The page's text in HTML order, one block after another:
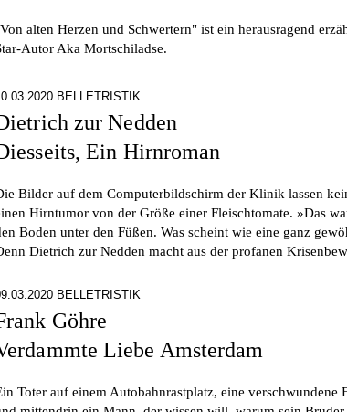
alten Herzen und Schwertern" ist ein herausragend
Autor Aka Mortschiladse.
BELLETRISTIK
zur Nedden
Ein Hirnroman
Bilder auf dem Computerbildschirm der Klinik lassen
Hirntumor von der Größe einer Fleischtomate. »Das
Boden unter den Füßen. Was scheint wie eine ganz
Dietrich zur Nedden macht aus der profanen
BELLETRISTIK
Göhre
Liebe Amsterdam
Toter auf einem Autobahnrastplatz, eine